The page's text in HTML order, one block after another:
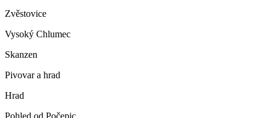
Zvěstovice
Vysoký Chlumec
Skanzen
Pivovar a hrad
Hrad
Pohled od Počepic